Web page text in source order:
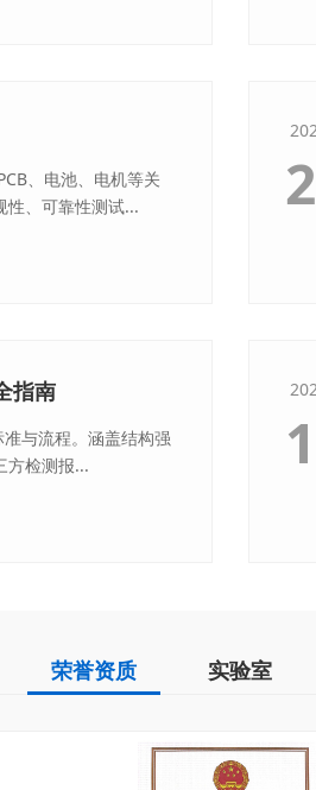
、电池、电机等关
性、可靠性测试...
指南
与流程。涵盖结构强
方检测报...
荣誉资质 实验室